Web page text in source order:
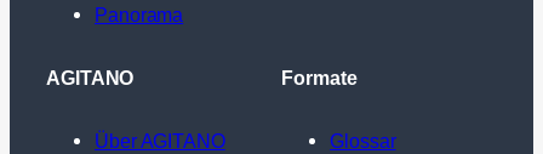
Panorama
AGITANO
Über AGITANO
Formate
Glossar